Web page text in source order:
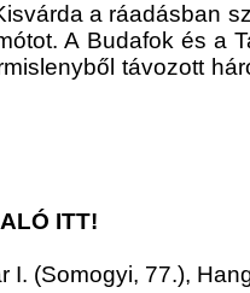
a ráadásban
A Budafok és a
távozott
ITT!
(Somogyi, 77.),